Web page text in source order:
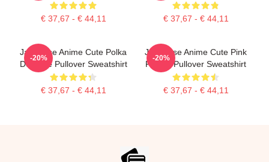
€ 37,67 - € 44,11 € 37,67 - € 44,11
Japanese Anime Cute Polka
Dot Blue Pullover Sweatshirt
€ 37,67 - € 44,11
-20%
Japanese Anime Cute Pink
Flower Pullover Sweatshirt
€ 37,67 - € 44,11
-20%